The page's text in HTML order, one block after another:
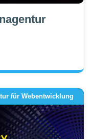
für Webentwicklung